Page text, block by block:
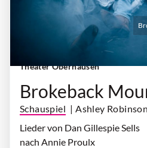
Donnerstag, 17. September
Theater Oberhausen
Brokeback
Schauspiel | Ashley Robinson
Lieder von Dan Gillespie Sells
nach Annie Proulx